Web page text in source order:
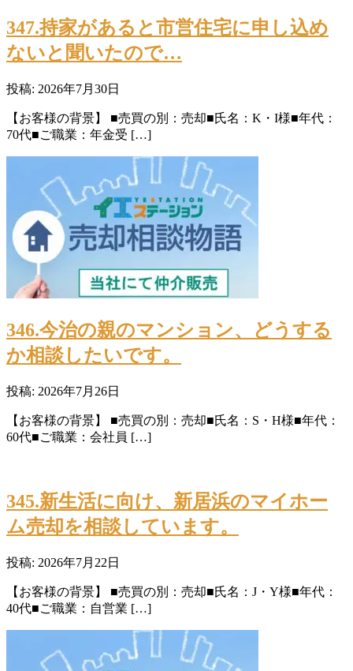
347.持家があると市営住宅に申し込め
ないと聞いたので…
投稿: 2026年7月30日
【お客様の背景】 ■売買の別：売却■氏名：K・I様■年代：
70代■ご職業：年金受 […]
346.今治の親のマンション、どうする
か相談したいです。
投稿: 2026年7月26日
【お客様の背景】 ■売買の別：売却■氏名：S・H様■年代：
60代■ご職業：会社員 […]
345.新生活に向け、新居浜のマイホー
ム売却を相談しています。
投稿: 2026年7月22日
【お客様の背景】 ■売買の別：売却■氏名：J・Y様■年代：
40代■ご職業：自営業 […]